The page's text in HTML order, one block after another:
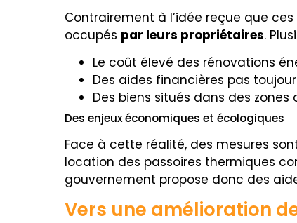
Contrairement à l’idée reçue que
occupés par leurs propriétaires.
Le coût élevé des rénovations
Des aides financières pas
Des biens situés dans des
Des enjeux économiques et écologiques
Face à cette réalité, des mesures
location des passoires thermiques
gouvernement propose donc des
Vers une amélioration